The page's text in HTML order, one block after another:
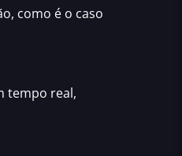
como é o caso
tempo real,